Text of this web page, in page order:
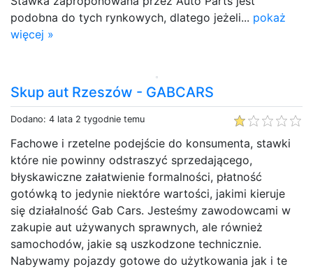
podobna do tych rynkowych, dlatego jeżeli... pokaż
więcej »
Skup aut Rzeszów - GABCARS
Dodano: 4 lata 2 tygodnie temu
Fachowe i rzetelne podejście do konsumenta, stawki
które nie powinny odstraszyć sprzedającego,
błyskawiczne załatwienie formalności, płatność
gotówką to jedynie niektóre wartości, jakimi kieruje
się działalność Gab Cars. Jesteśmy zawodowcami w
zakupie aut używanych sprawnych, ale również
samochodów, jakie są uszkodzone technicznie.
Nabywamy pojazdy gotowe do użytkowania jak i te